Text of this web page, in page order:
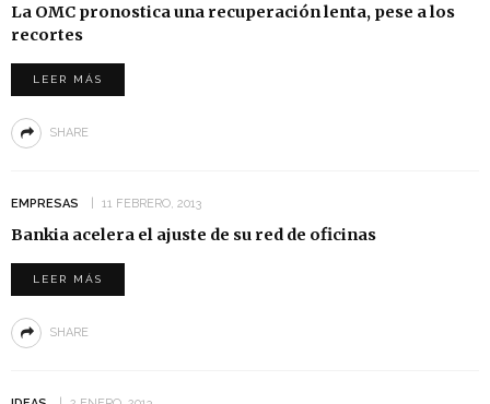
La OMC pronostica una recuperación lenta, pese a los
recortes
LEER MÁS
SHARE
EMPRESAS 11 FEBRERO, 2013
Bankia acelera el ajuste de su red de oficinas
LEER MÁS
SHARE